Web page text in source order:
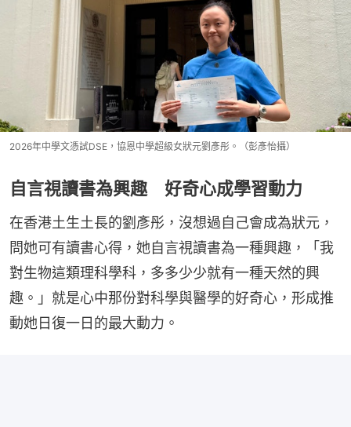
2026年中學文憑試DSE，協恩中學超級女狀元劉彥彤。（彭彥怡攝）
自言視讀書為興趣 好奇心成學習動力
在香港土生土長的劉彥彤，沒想過自己會成為狀元，
問她可有讀書心得，她自言視讀書為一種興趣，「我
對生物這類理科學科，多多少少就有一種天然的興
趣。」就是心中那份對科學與醫學的好奇心，形成推
動她日復一日的最大動力。